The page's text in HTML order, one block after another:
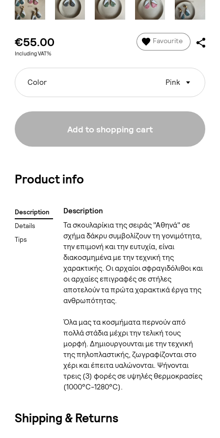
€55.00
Including VAT%
Favourite
Color Pink
Add to shopping cart
Product info
Description
Details
Tips
Description
Τα σκουλαρίκια της σειράς "Αθηνά" σε
σχήμα δάκρυ συμβολίζουν τη γονιμότητα,
την επιμονή και την ευτυχία, είναι
διακοσμημένα με την τεχνική της
χαρακτικής. Οι αρχαίοι σφραγιδόλιθοι και
οι αρχαίες επιγραφές σε στήλες
αποτελούν τα πρώτα χαρακτικά έργα της
ανθρωπότητας.
Όλα μας τα κοσμήματα περνούν από
πολλά στάδια μέχρι την τελική τους
μορφή. Δημιουργουνται με την τεχνική
της πηλοπλαστικής, ζωγραφίζονται στο
χέρι και έπειτα υαλώνονται. Ψήνονται
τρεις (3) φορές σε υψηλές θερμοκρασίες
(1000°C-1280°C).
Shipping & Returns